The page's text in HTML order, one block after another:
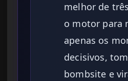
melhor de
o motor para
apenas os
decisivos,
bombsite e